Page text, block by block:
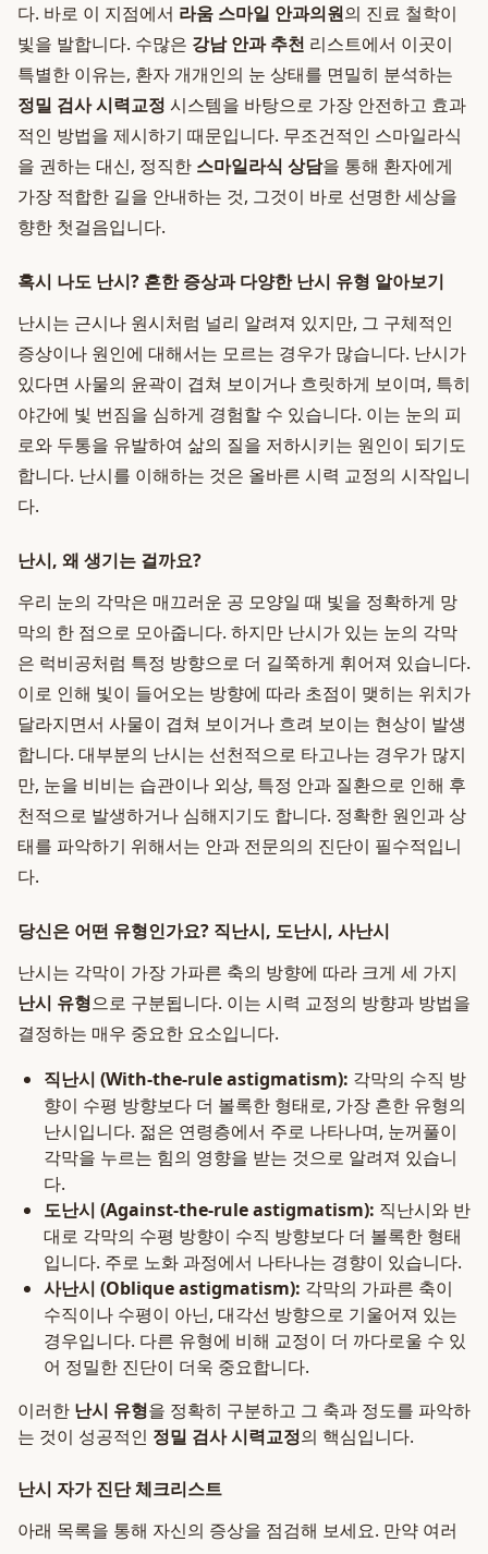
다. 바로 이 지점에서 라움 스마일 안과의원의 진료 철학이
빛을 발합니다. 수많은 강남 안과 추천 리스트에서 이곳이
특별한 이유는, 환자 개개인의 눈 상태를 면밀히 분석하는
정밀 검사 시력교정 시스템을 바탕으로 가장 안전하고 효과
적인 방법을 제시하기 때문입니다. 무조건적인 스마일라식
을 권하는 대신, 정직한 스마일라식 상담을 통해 환자에게
가장 적합한 길을 안내하는 것, 그것이 바로 선명한 세상을
향한 첫걸음입니다.
혹시 나도 난시? 흔한 증상과 다양한 난시 유형 알아보기
난시는 근시나 원시처럼 널리 알려져 있지만, 그 구체적인
증상이나 원인에 대해서는 모르는 경우가 많습니다. 난시가
있다면 사물의 윤곽이 겹쳐 보이거나 흐릿하게 보이며, 특히
야간에 빛 번짐을 심하게 경험할 수 있습니다. 이는 눈의 피
로와 두통을 유발하여 삶의 질을 저하시키는 원인이 되기도
합니다. 난시를 이해하는 것은 올바른 시력 교정의 시작입니
다.
난시, 왜 생기는 걸까요?
우리 눈의 각막은 매끄러운 공 모양일 때 빛을 정확하게 망
막의 한 점으로 모아줍니다. 하지만 난시가 있는 눈의 각막
은 럭비공처럼 특정 방향으로 더 길쭉하게 휘어져 있습니다.
이로 인해 빛이 들어오는 방향에 따라 초점이 맺히는 위치가
달라지면서 사물이 겹쳐 보이거나 흐려 보이는 현상이 발생
합니다. 대부분의 난시는 선천적으로 타고나는 경우가 많지
만, 눈을 비비는 습관이나 외상, 특정 안과 질환으로 인해 후
천적으로 발생하거나 심해지기도 합니다. 정확한 원인과 상
태를 파악하기 위해서는 안과 전문의의 진단이 필수적입니
다.
당신은 어떤 유형인가요? 직난시, 도난시, 사난시
난시는 각막이 가장 가파른 축의 방향에 따라 크게 세 가지
난시 유형으로 구분됩니다. 이는 시력 교정의 방향과 방법을
결정하는 매우 중요한 요소입니다.
직난시 (With-the-rule astigmatism): 각막의 수직 방
향이 수평 방향보다 더 볼록한 형태로, 가장 흔한 유형의
난시입니다. 젊은 연령층에서 주로 나타나며, 눈꺼풀이
각막을 누르는 힘의 영향을 받는 것으로 알려져 있습니
다.
도난시 (Against-the-rule astigmatism): 직난시와 반
대로 각막의 수평 방향이 수직 방향보다 더 볼록한 형태
입니다. 주로 노화 과정에서 나타나는 경향이 있습니다.
사난시 (Oblique astigmatism): 각막의 가파른 축이
수직이나 수평이 아닌, 대각선 방향으로 기울어져 있는
경우입니다. 다른 유형에 비해 교정이 더 까다로울 수 있
어 정밀한 진단이 더욱 중요합니다.
이러한 난시 유형을 정확히 구분하고 그 축과 정도를 파악하
는 것이 성공적인 정밀 검사 시력교정의 핵심입니다.
난시 자가 진단 체크리스트
아래 목록을 통해 자신의 증상을 점검해 보세요. 만약 여러